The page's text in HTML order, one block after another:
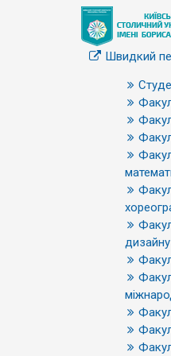
Швидкий
дизайну